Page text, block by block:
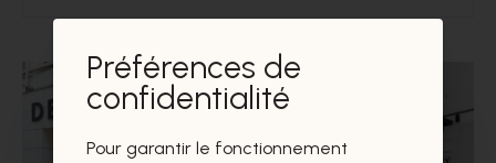
Préférences de
confidentialité
Pour garantir le fonctionnement